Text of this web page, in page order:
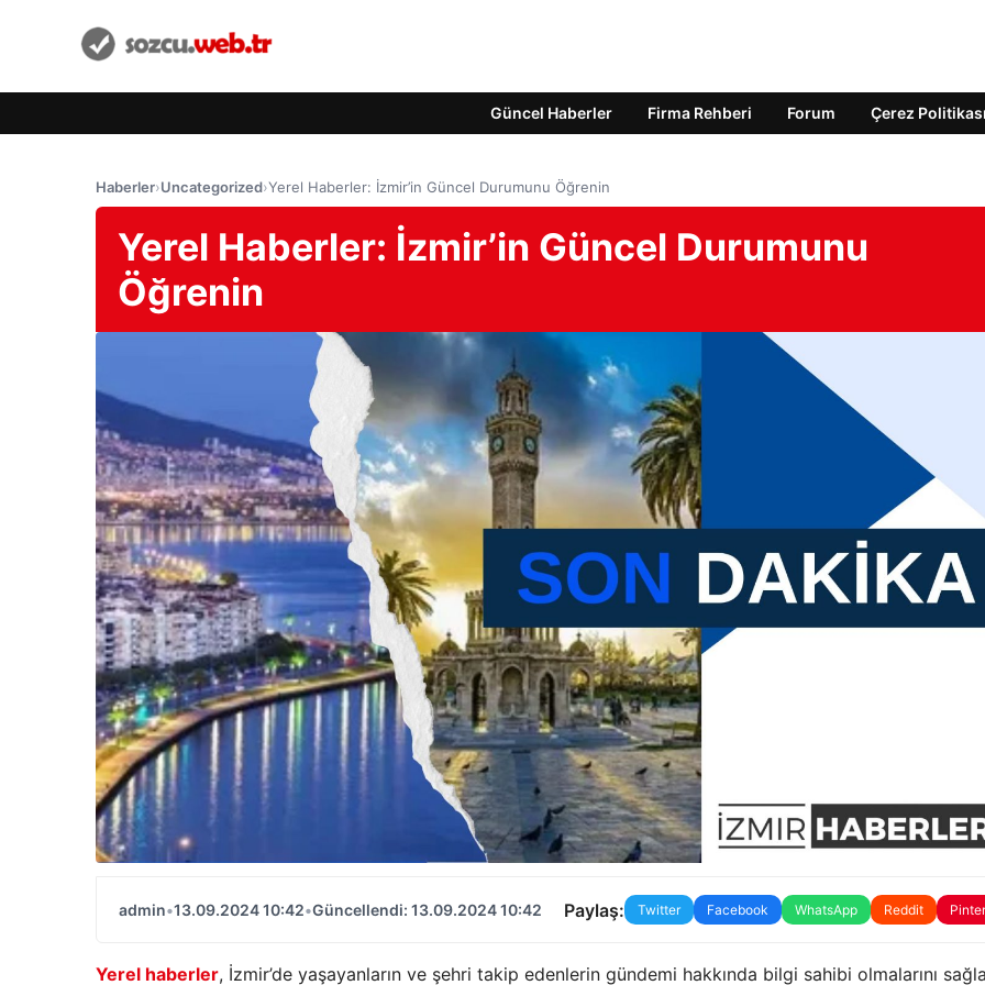
Güncel Haberler Firma Rehberi Forum Çerez Politikası
Haberler›Uncategorized›Yerel Haberler: İzmir’in Güncel Durumunu Öğrenin
Yerel Haberler: İzmir’in Güncel Durumunu
Öğrenin
admin•13.09.2024 10:42•Güncellendi: 13.09.2024 10:42 Paylaş: Twitter Facebook WhatsApp Reddit
Yerel haberler, İzmir’de yaşayanların ve şehri takip edenlerin gündemi hakkında bilgi sahibi olmalarını